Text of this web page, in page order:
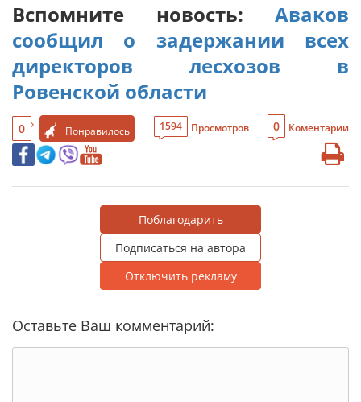
Вспомните новость: Аваков
сообщил о задержании всех
директоров лесхозов в
Ровенской области
0 Понравилось 1594 Просмотров 0 Коментарии
Поблагодарить
Подписаться на автора
Отключить рекламу
Оставьте Ваш комментарий: